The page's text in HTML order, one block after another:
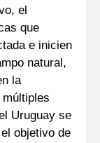
el
que
e inicien
natural,
la
Uruguay se
objetivo de